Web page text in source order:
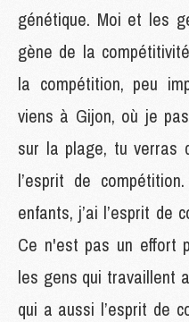
génétique. Moi et les
gène de la
la compétition, peu
viens à Gijon, où je
sur la plage, tu verras
l’esprit de
enfants, j’ai l’esprit de
Ce n'est pas un effort
les gens qui travaillent
qui a aussi l’esprit de